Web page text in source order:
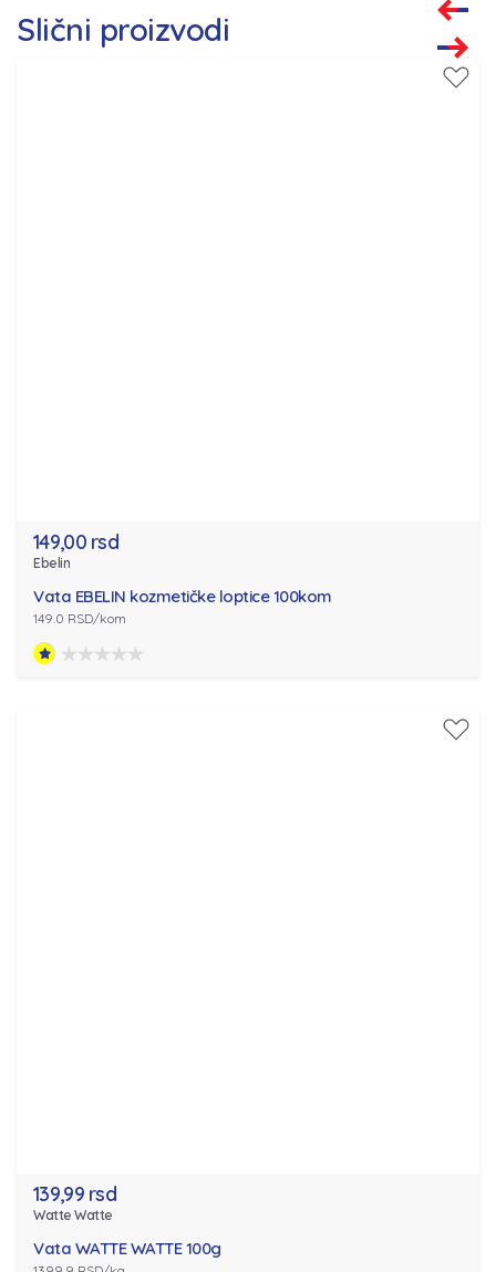
Slični proizvodi
149,00 rsd
Ebelin
Vata EBELIN kozmetičke loptice 100kom
149.0 RSD/kom
139,99 rsd
Watte Watte
Vata WATTE WATTE 100g